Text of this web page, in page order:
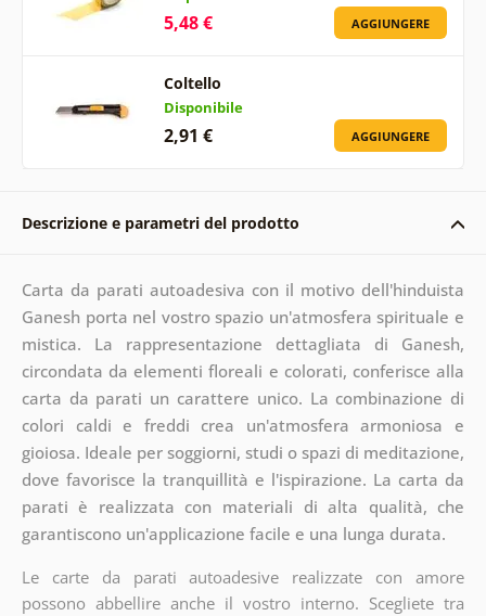
5,48 € AGGIUNGERE
Coltello
Disponibile
2,91 € AGGIUNGERE
Descrizione e parametri del prodotto
Carta da parati autoadesiva con il motivo dell'hinduista
Ganesh porta nel vostro spazio un'atmosfera spirituale e
mistica. La rappresentazione dettagliata di Ganesh,
circondata da elementi floreali e colorati, conferisce alla
carta da parati un carattere unico. La combinazione di
colori caldi e freddi crea un'atmosfera armoniosa e
gioiosa. Ideale per soggiorni, studi o spazi di meditazione,
dove favorisce la tranquillità e l'ispirazione. La carta da
parati è realizzata con materiali di alta qualità, che
garantiscono un'applicazione facile e una lunga durata.
Le carte da parati autoadesive realizzate con amore
possono abbellire anche il vostro interno. Scegliete tra